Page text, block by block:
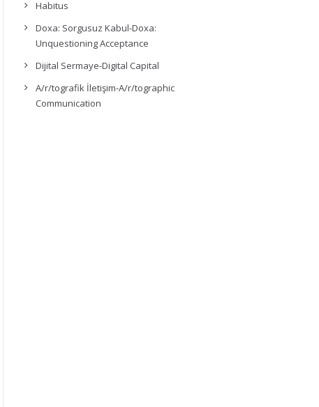
Habitus
Doxa: Sorgusuz Kabul-Doxa:
Unquestioning Acceptance
Dijital Sermaye-Digital Capital
A/r/tografik İletişim-A/r/tographic
Communication